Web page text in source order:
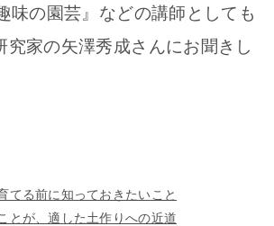
味の園芸』などの講師としても
究家の矢澤秀成さんにお聞きし
てる前に知っておきたいこと
とが、適した土作りへの近道